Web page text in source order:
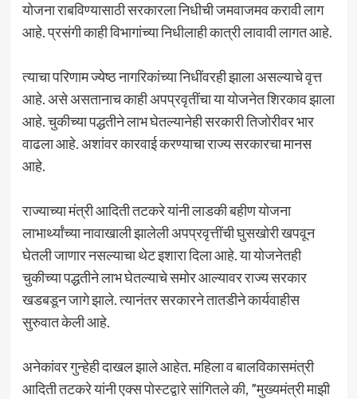
योजना राबविण्यासाठी सरकारला निधीची जमवाजमव करावी लाग
आहे. प्रसंगी काही विभागांच्या निधीलाही कात्री लावावी लागत आहे.
त्याचा परिणाम ज्येष्ठ नागरिकांच्या निधींवरही झाला असल्याचे वृत्त
आहे. असे असतानाच काही अपप्रवृतींचा या योजनेत शिरकाव झाला
आहे. चुकीच्या पद्धतीने लाभ घेतल्यानेही सरकारी तिजोरीवर भार
वाढला आहे. अशांवर कारवाई करण्याचा राज्य सरकारचा मानस
आहे.
राज्याच्या मंत्री आदिती तटकरे यांनी लाडकी बहीण योजना
लाभार्थ्यांच्या नावाखाली झालेली अपप्रवृत्तींची घुसखोरी खपवून
घेतली जाणार नसल्याचा थेट इशारा दिला आहे. या योजनेतही
चुकीच्या पद्धतीने लाभ घेतल्याचे समोर आल्यावर राज्य सरकार
खडबडून जागे झाले. त्यानंतर सरकारने तातडीने कार्यवाहीस
सुरुवात केली आहे.
अनेकांवर गुन्हेही दाखल झाले आहेत. महिला व बालविकासमंत्री
आदिती तटकरे यांनी एक्स पोस्टद्वारे सांगितले की, ”मुख्यमंत्री माझी